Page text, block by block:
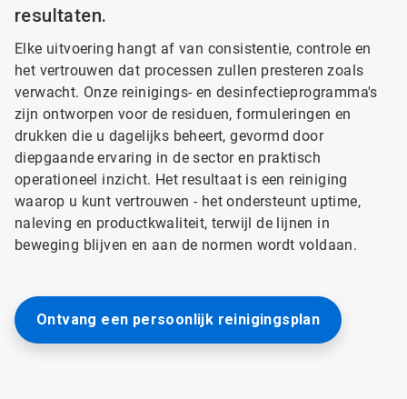
resultaten.
Elke uitvoering hangt af van consistentie, controle en
het vertrouwen dat processen zullen presteren zoals
verwacht. Onze reinigings- en desinfectieprogramma's
zijn ontworpen voor de residuen, formuleringen en
drukken die u dagelijks beheert, gevormd door
diepgaande ervaring in de sector en praktisch
operationeel inzicht. Het resultaat is een reiniging
waarop u kunt vertrouwen - het ondersteunt uptime,
naleving en productkwaliteit, terwijl de lijnen in
beweging blijven en aan de normen wordt voldaan.
Ontvang een persoonlijk reinigingsplan